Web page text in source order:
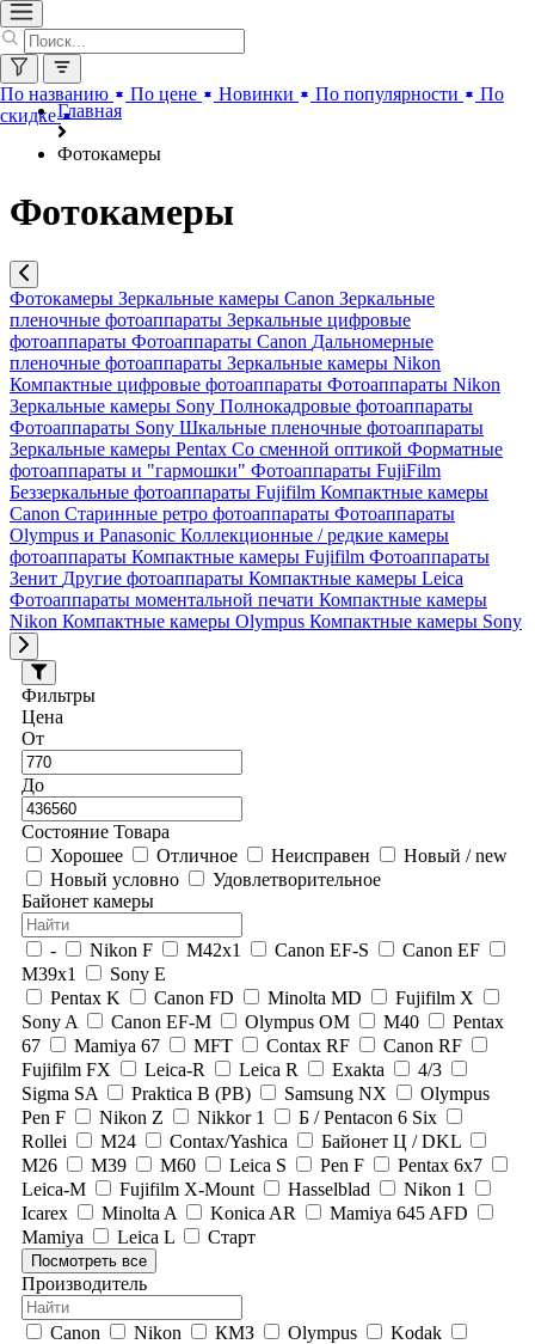
Главная
Фотокамеры
По названию По цене Новинки По популярности
По
скидке
Фотокамеры
Фотокамеры Зеркальные камеры Canon Зеркальные
пленочные фотоаппараты Зеркальные цифровые
фотоаппараты Фотоаппараты Canon Дальномерные
пленочные фотоаппараты Зеркальные камеры Nikon
Компактные цифровые фотоаппараты Фотоаппараты Nikon
Зеркальные камеры Sony Полнокадровые фотоаппараты
Фотоаппараты Sony Шкальные пленочные фотоаппараты
Зеркальные камеры Pentax Со сменной оптикой Форматные
фотоаппараты и "гармошки" Фотоаппараты FujiFilm
Беззеркальные фотоаппараты Fujifilm Компактные камеры
Canon Старинные ретро фотоаппараты Фотоаппараты
Olympus и Panasonic Коллекционные / редкие камеры
фотоаппараты Компактные камеры Fujifilm Фотоаппараты
Зенит Другие фотоаппараты Компактные камеры Leica
Фотоаппараты моментальной печати Компактные камеры
Nikon Компактные камеры Olympus Компактные камеры Sony
Фильтры
Цена
От
До
Состояние Товара
Хорошее
Отличное Неисправен
Новый / new
Новый условно
Удовлетворительное
Байонет камеры
- Nikon F M42x1 Canon EF-S
Canon EF
M39x1
Sony E
Pentax K
Canon FD Minolta MD
Fujifilm X
Sony A
Canon EF-M Olympus OM М40
Pentax
67
Mamiya 67 MFT Contax RF
Canon RF
Fujifilm FX
Leica-R Leica R Exakta
4/3
Sigma SA
Praktica B (PB) Samsung NX
Olympus
Pen F
Nikon Z Nikkor 1
Б / Pentacon 6 Six
Rollei
М24 Contax/Yashica
Байонет Ц / DKL
М26
М39 М60 Leica S Pen F
Pentax 6x7
Leica-M
Fujifilm X-Mount Hasselblad
Nikon 1
Icarex
Minolta A Konica AR
Mamiya 645 AFD
Mamiya
Leica L Старт
Посмотреть все
Производитель
Canon Nikon КМЗ Olympus
Kodak